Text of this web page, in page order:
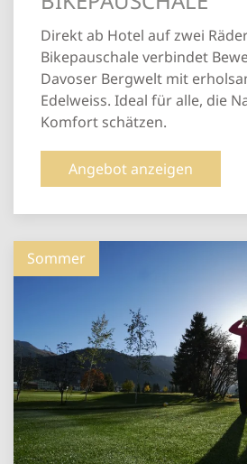
Direkt ab Hotel auf zwei
Bikepauschale verbindet
Davoser Bergwelt mit
Edelweiss. Ideal für alle, die
Komfort schätzen.
Angebot anzeigen
Sommer